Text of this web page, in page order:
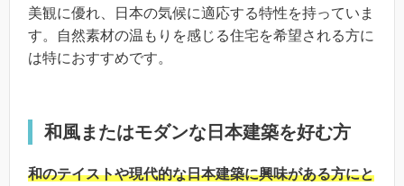
美観に優れ、日本の気候に適応する特性を持っていま
す。自然素材の温もりを感じる住宅を希望される方に
は特におすすめです。
和風またはモダンな日本建築を好む方
和のテイストや現代的な日本建築に興味がある方にと